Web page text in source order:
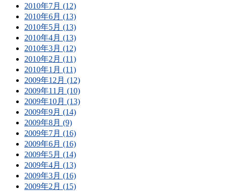
2010年7月 (12)
2010年6月 (13)
2010年5月 (13)
2010年4月 (13)
2010年3月 (12)
2010年2月 (11)
2010年1月 (11)
2009年12月 (12)
2009年11月 (10)
2009年10月 (13)
2009年9月 (14)
2009年8月 (9)
2009年7月 (16)
2009年6月 (16)
2009年5月 (14)
2009年4月 (13)
2009年3月 (16)
2009年2月 (15)